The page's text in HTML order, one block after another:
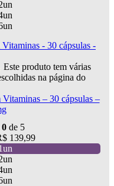
Este produto tem várias
na página do
– 30 cápsulas –
0 de 5
139,99